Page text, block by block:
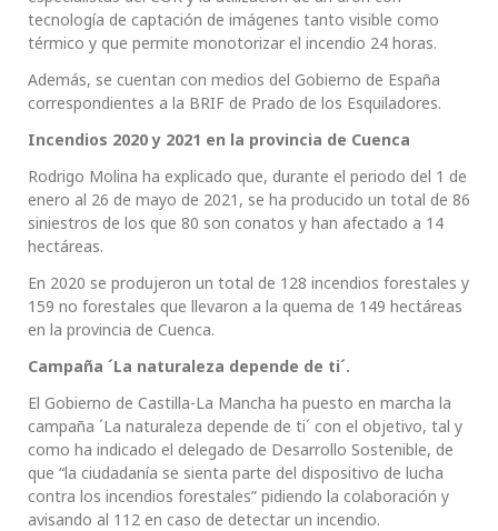
tecnología de captación de imágenes tanto visible como
térmico y que permite monotorizar el incendio 24 horas.
Además, se cuentan con medios del Gobierno de España
correspondientes a la BRIF de Prado de los Esquiladores.
Incendios 2020 y 2021 en la provincia de Cuenca
Rodrigo Molina ha explicado que, durante el periodo del 1 de
enero al 26 de mayo de 2021, se ha producido un total de 86
siniestros de los que 80 son conatos y han afectado a 14
hectáreas.
En 2020 se produjeron un total de 128 incendios forestales y
159 no forestales que llevaron a la quema de 149 hectáreas
en la provincia de Cuenca.
Campaña ´La naturaleza depende de ti´.
El Gobierno de Castilla-La Mancha ha puesto en marcha la
campaña ´La naturaleza depende de ti´ con el objetivo, tal y
como ha indicado el delegado de Desarrollo Sostenible, de
que “la ciudadanía se sienta parte del dispositivo de lucha
contra los incendios forestales” pidiendo la colaboración y
avisando al 112 en caso de detectar un incendio.